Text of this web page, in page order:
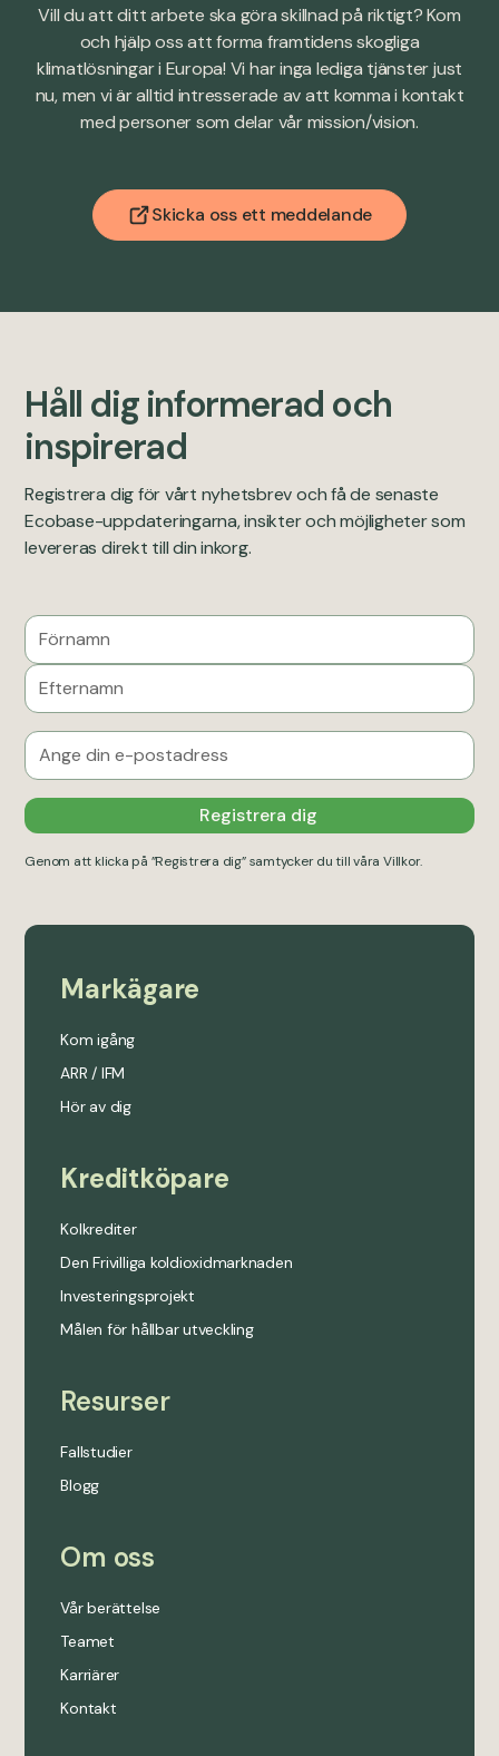
Vill du att ditt arbete ska göra skillnad på riktigt? Kom
och hjälp oss att forma framtidens skogliga
klimatlösningar i Europa! Vi har inga lediga tjänster just
nu, men vi är alltid intresserade av att komma i kontakt
med personer som delar vår mission/vision.
Skicka oss ett meddelande
Håll dig informerad och
inspirerad
Registrera dig för vårt nyhetsbrev och få de senaste
Ecobase-uppdateringarna, insikter och möjligheter som
levereras direkt till din inkorg.
Genom att klicka på ”Registrera dig” samtycker du till våra Villkor.
Markägare
Kom igång
ARR / IFM
Hör av dig
Kreditköpare
Kolkrediter
Den Frivilliga koldioxidmarknaden
Investeringsprojekt
Målen för hållbar utveckling
Resurser
Fallstudier
Blogg
Om oss
Vår berättelse
Teamet
Karriärer
Kontakt